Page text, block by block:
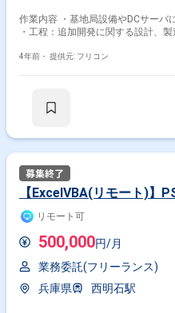
作業内容 ・基地局設備やDCサーバ
・工程：追加開発に関する設計、
4年前・ 提供元: フリコン
【ExcelVBA(リモート)】
リモート可
500,000円/月
業務委託(フリーランス)
兵庫県
西明石駅